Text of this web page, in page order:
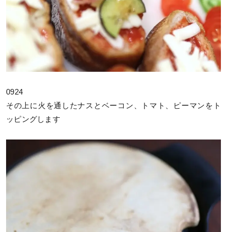
0924
その上に火を通したナスとベーコン、トマト、ピーマンをト
ッピングします